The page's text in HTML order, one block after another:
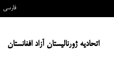
فارسی
اتحادیه ژورنالیستان آزاد افغانستان